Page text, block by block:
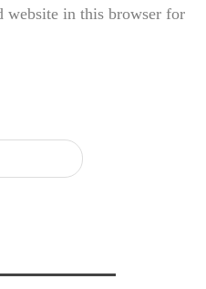
website in this browser for